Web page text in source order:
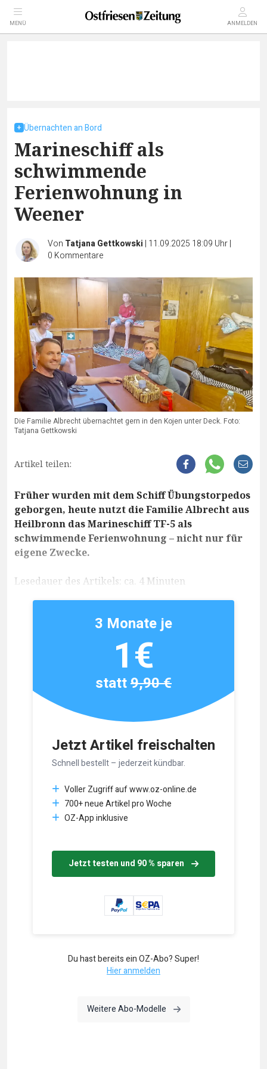
MENÜ ANMELDEN
Übernachten an Bord
Marineschiff als
schwimmende
Ferienwohnung in
Weener
Von Tatjana Gettkowski | 11.09.2025 18:09 Uhr|
0 Kommentare
Die Familie Albrecht übernachtet gern in den Kojen unter Deck. Foto:
Tatjana Gettkowski
Artikel teilen:
Früher wurden mit dem Schiff Übungstorpedos
geborgen, heute nutzt die Familie Albrecht aus
Heilbronn das Marineschiff TF-5 als
schwimmende Ferienwohnung – nicht nur für
eigene Zwecke.
Lesedauer des Artikels: ca. 4 Minuten
Jetzt Artikel freischalten
Schnell bestellt – jederzeit kündbar.
Voller Zugriff auf www.oz-online.de
700+ neue Artikel pro Woche
OZ-App inklusive
Jetzt testen und 90 % sparen
3 Monate je
1€
statt9,90 €
Du hast bereits ein OZ-Abo? Super!
Hier anmelden
Weitere Abo-Modelle